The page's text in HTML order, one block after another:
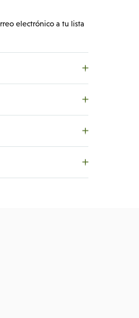
electrónico a tu lista